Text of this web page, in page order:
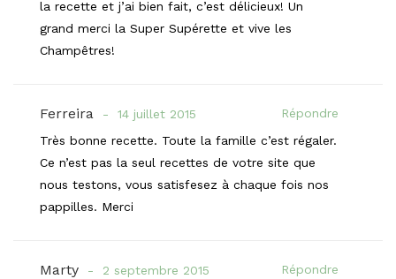
la recette et j’ai bien fait, c’est délicieux! Un
grand merci la Super Supérette et vive les
Champêtres!
Ferreira 14 juillet 2015
Répondre
Très bonne recette. Toute la famille c’est régaler.
Ce n’est pas la seul recettes de votre site que
nous testons, vous satisfesez à chaque fois nos
pappilles. Merci
Marty 2 septembre 2015
Répondre